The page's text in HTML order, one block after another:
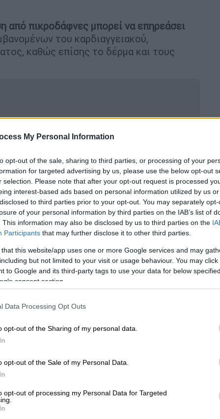
My Personal Information
opt-out of the sale, sharing to third parties, or processing of your
for targeted advertising by us, please use the below opt-out
selection. Please note that after your opt-out request is processed
interest-based ads based on personal information utilized by us
to third parties prior to your opt-out. You may separately
of your personal information by third parties on the IAB’s list of
This information may also be disclosed by us to third parties on the
Participants that may further disclose it to other third parties.
that this website/app uses one or more Google services and may
but not limited to your visit or usage behaviour. You may
to Google and its third-party tags to use your data for below
consent section.
Data Processing Opt Outs
opt-out of the Sharing of my personal data.
opt-out of the Sale of my Personal Data.
opt-out of processing my Personal Data for Targeted
από πικροδάφνες μπορεί να επηρεάσει
του καρδιαγγειακού,
καθώς επίσης το δέρμα και τους
τιμολόγια 625.000 ευρώ, ο
δηλητηριάσεων είναι λίγα και
έτος υπάρχουν 15- 20 περιπτώσεις
που όμωςκανέναν δεν εμφάνισε
λάβει αντίδοτο ή να νοσηλευτεί.
ΕΟΔΥ
πολύ γνωστή για τη χρήση της ως
πρανή δρόμων κλπ. Όμως, ο γαλακτώδης
είναι γεμάτος με πολλές τοξικές
των πικροδαφνών περιέχουν υψηλές
όπως η ολεανδρίνη (τριτερπενική
τις πικροδάφνες επικίνδυνες
ζώα. Οι γλυκοσίδες επηρεάζουν
προκαλώντας συμπτώματα που
έως σοβαρές αρρυθμίες και αιφνίδιο
πικροδάφνη που καίγεται είναι πολύ
συχνά στα πιο δηλητηριώδη φυτά
Ελλάδα.